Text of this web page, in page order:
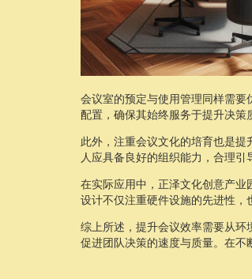
会议室的预定与使用管理同样需
配置，确保其始终服务于提升决策
此外，注重会议文化的培育也是
人应具备良好的组织能力，合理引
在实际应用中，正泽文化创意产
设计不仅注重硬件设施的先进性，
综上所述，提升会议效率需要从
促进团队决策的速度与质量。在不